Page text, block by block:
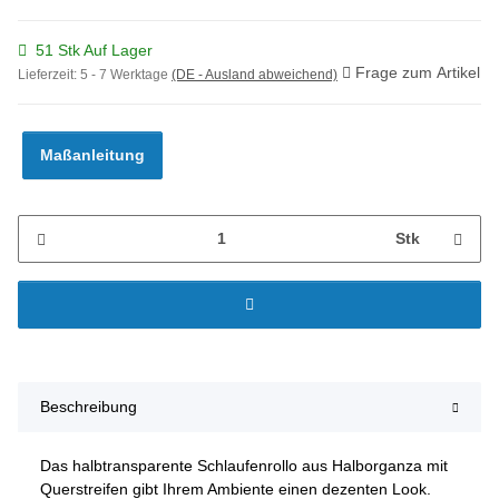
51 Stk Auf Lager
Lieferzeit: 5 - 7 Werktage (DE - Ausland abweichend) Frage zum Artikel
Maßanleitung
Stk
Beschreibung
Das halbtransparente Schlaufenrollo aus Halborganza mit
Querstreifen gibt Ihrem Ambiente einen dezenten Look.